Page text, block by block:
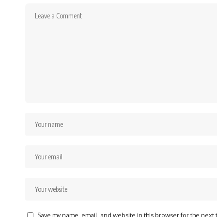
Save my name, email, and website in this browser for the next